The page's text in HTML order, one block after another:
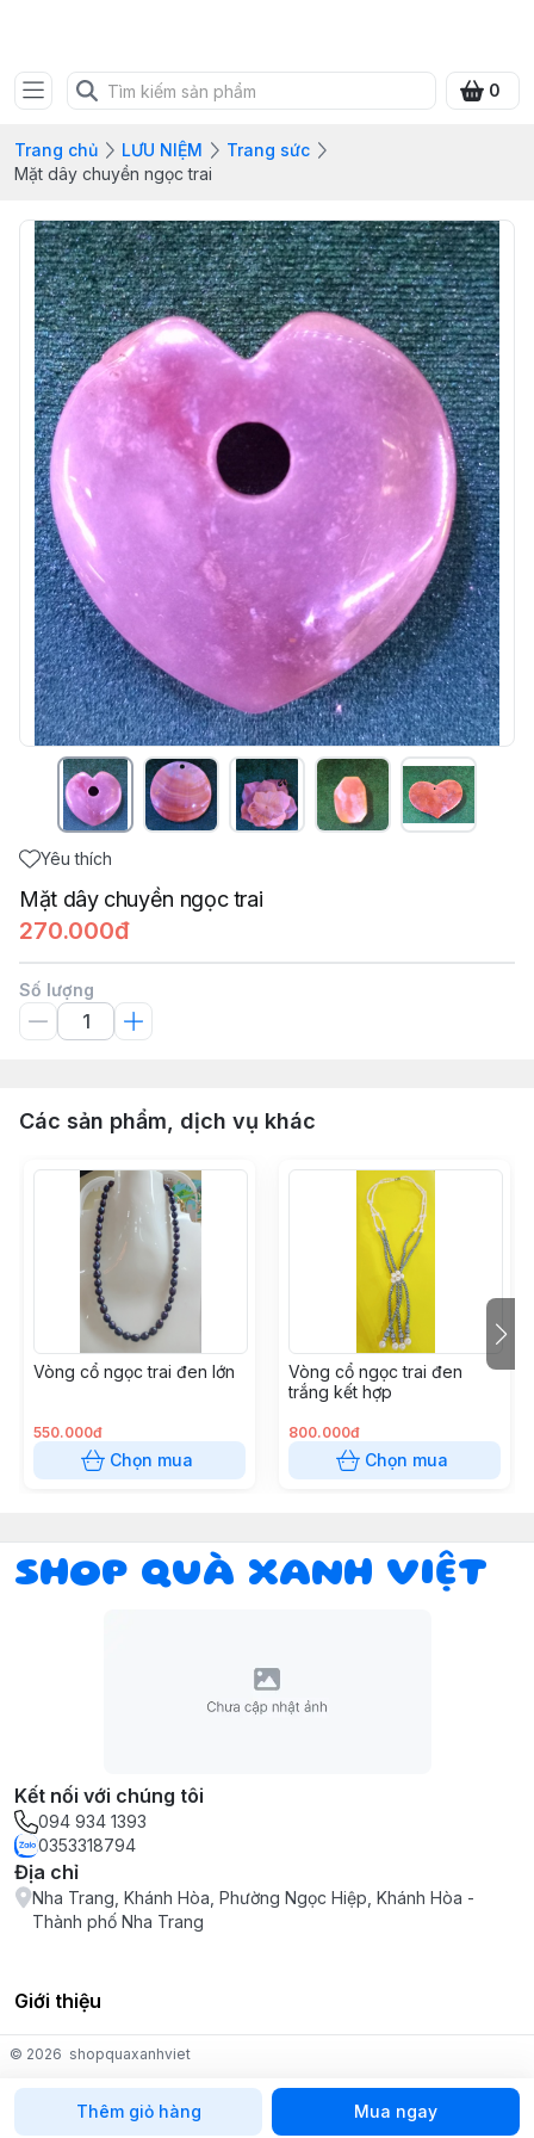
0
Trang chủ LƯU NIỆM
Trang sức
Mặt dây chuyền ngọc trai
Yêu thích
Mặt dây chuyền ngọc trai
270.000đ
Số lượng
Thêm giỏ hàng Mua ngay
Các sản phẩm, dịch vụ khác
Vòng cổ ngọc trai đen lớn
550.000đ
Chọn mua
Vòng cổ ngọc trai đen
trắng kết hợp
800.000đ
Chọn mua
SHOP QUÀ XANH VIỆT
Kết nối với chúng tôi
094 934 1393
0353318794
Địa chỉ
Nha Trang, Khánh Hòa, Phường Ngọc Hiệp, Khánh Hòa -
Thành phố Nha Trang
Giới thiệu
© 2026 shopquaxanhviet